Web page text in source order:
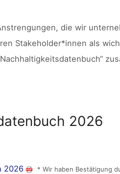
die wir
Stakeholder*innen als
2026
2026 * Wir haben Bestätigung